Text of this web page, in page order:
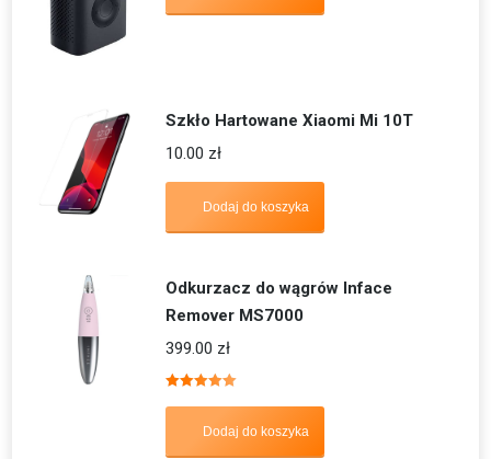
Szkło Hartowane Xiaomi Mi 10T
10.00 zł
Dodaj do koszyka
Odkurzacz do wągrów Inface
Remover MS7000
399.00 zł
5.00
Dodaj do koszyka